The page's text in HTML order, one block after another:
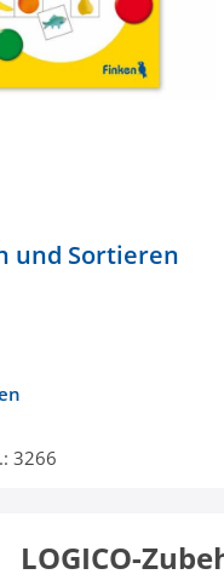
und Sortieren
3266
LOGICO-